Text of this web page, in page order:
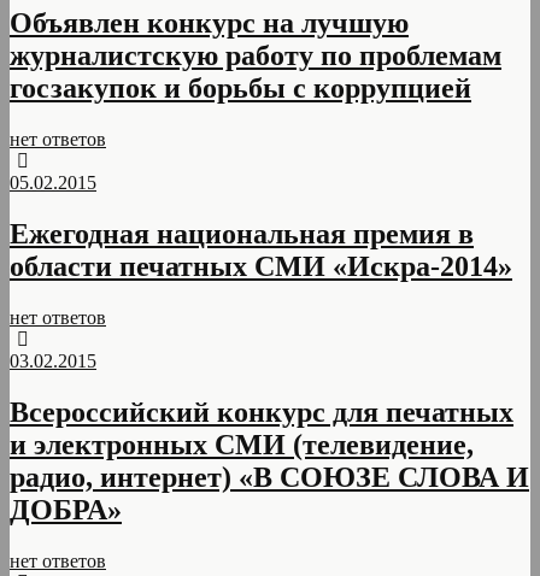
Объявлен конкурс на лучшую
журналистскую работу по проблемам
госзакупок и борьбы с коррупцией
нет ответов
05.02.2015
Ежегодная национальная премия в
области печатных СМИ «Искра-2014»
нет ответов
03.02.2015
Всероссийский конкурс для печатных
и электронных СМИ (телевидение,
радио, интернет) «В СОЮЗЕ СЛОВА И
ДОБРА»
нет ответов